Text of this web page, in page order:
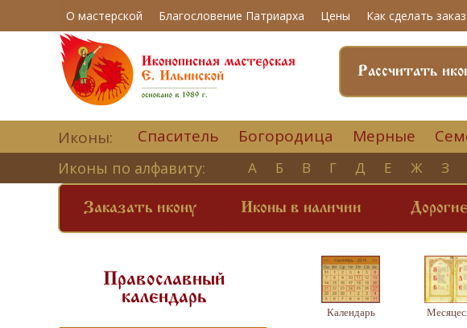
О мастерской Благословение Патриарха Цены Как сделать заказ
Рассчитать
Иконы: Спаситель Богородица Мерные
Иконы по алфавиту: А Б В Г Д Е Ж З
Заказать икону Иконы в наличии
Православный
календарь
Календарь